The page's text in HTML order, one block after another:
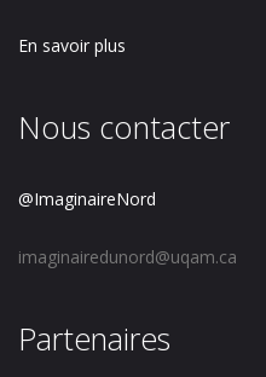
En savoir plus
Nous contacter
@ImaginaireNord
imaginairedunord@uqam.ca
Partenaires